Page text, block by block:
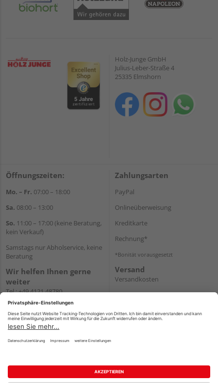
Holz-Junge GmbH
Julius-Leber-Straße 4
25335 Elmshorn
Öffnungszeiten:
Mo. – Fr. 07:00 – 18:00
Sa. 08:00 – 13:00
So. 11:00 – 17:00 (keine Beratung,
kein Verkauf)
Samstags nur Abholservice, keine
Beratung
Wir helfen Ihnen gerne
weiter
Tel.:+49 4121 48780
E-Mail:onlineshop@holz-
WhatsApp
Zahlungsarten
PayPal
Onlineüberweisung
Kreditkarte
Rechnung*
*Bonität vorausgesetzt
Versand
Versandkosten
Impressum AGB Widerruf
Datenschutz
Reservierungsbedingungen
Vertrag widerrufen